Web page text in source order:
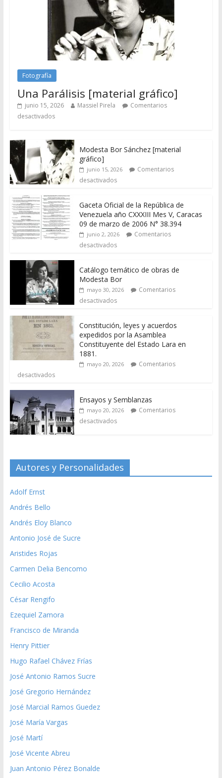
Fotografía
Una Parálisis [material gráfico]
junio 15, 2026 Massiel Pirela
Comentarios
desactivados
Modesta Bor Sánchez [material
gráfico]
junio 15, 2026
Comentarios
desactivados
Gaceta Oficial de la República de
Venezuela año CXXXIII Mes V, Caracas
09 de marzo de 2006 N° 38.394
junio 2, 2026
Comentarios
desactivados
Catálogo temático de obras de
Modesta Bor
mayo 30, 2026
Comentarios
desactivados
Constitución, leyes y acuerdos
expedidos por la Asamblea
Constituyente del Estado Lara en
1881.
mayo 20, 2026
Comentarios
desactivados
Ensayos y Semblanzas
mayo 20, 2026
Comentarios
desactivados
Autores y Personalidades
Adolf Ernst
Andrés Bello
Andrés Eloy Blanco
Antonio José de Sucre
Aristides Rojas
Carmen Delia Bencomo
Cecilio Acosta
César Rengifo
Ezequiel Zamora
Francisco de Miranda
Henry Pittier
Hugo Rafael Chávez Frías
José Antonio Ramos Sucre
José Gregorio Hernández
José Marcial Ramos Guedez
José María Vargas
José Martí
José Vicente Abreu
Juan Antonio Pérez Bonalde